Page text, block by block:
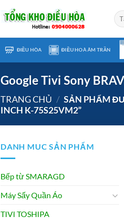
ĐIỀU HÒA ĐIỀU HOÀ ÂM TRẦN
Google Tivi Sony
TRANG CHỦ / SẢN PHẨM
INCH K-75S25VM2”
DANH MUC SẢN PHẨM
Bếp từ SMARAGD
Máy Sấy Quần Áo
TIVI TOSHIPA